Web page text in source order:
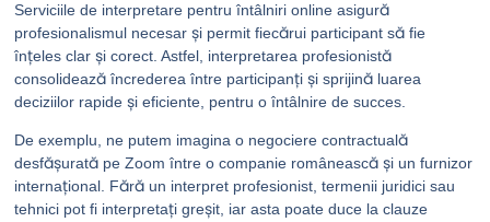
Serviciile de interpretare pentru întâlniri online asigură
profesionalismul necesar și permit fiecărui participant să fie
înțeles clar și corect. Astfel, interpretarea profesionistă
consolidează încrederea între participanți și sprijină luarea
deciziilor rapide și eficiente, pentru o întâlnire de succes.
De exemplu, ne putem imagina o negociere contractuală
desfășurată pe Zoom între o companie românească și un furnizor
internațional. Fără un interpret profesionist, termenii juridici sau
tehnici pot fi interpretați greșit, iar asta poate duce la clauze